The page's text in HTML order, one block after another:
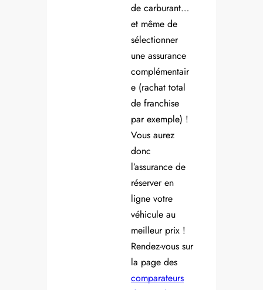
de carburant…
et même de
sélectionner
une assurance
complémentair
e (rachat total
de franchise
par exemple) !
Vous aurez
donc
l’assurance de
réserver en
ligne votre
véhicule au
meilleur prix !
Rendez-vous sur
la page des
comparateurs